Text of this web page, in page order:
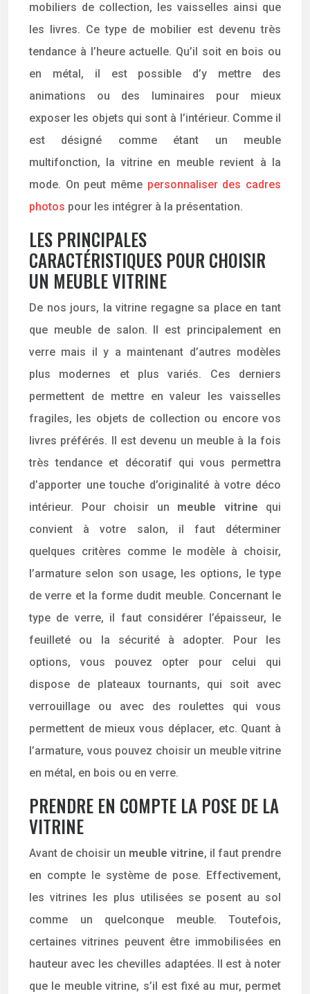
mobiliers de collection, les vaisselles ainsi que
les livres. Ce type de mobilier est devenu très
tendance à l’heure actuelle. Qu’il soit en bois ou
en métal, il est possible d’y mettre des
animations ou des luminaires pour mieux
exposer les objets qui sont à l’intérieur. Comme il
est désigné comme étant un meuble
multifonction, la vitrine en meuble revient à la
mode. On peut même personnaliser des cadres
photos pour les intégrer à la présentation.
LES PRINCIPALES
CARACTÉRISTIQUES POUR CHOISIR
UN MEUBLE VITRINE
De nos jours, la vitrine regagne sa place en tant
que meuble de salon. Il est principalement en
verre mais il y a maintenant d’autres modèles
plus modernes et plus variés. Ces derniers
permettent de mettre en valeur les vaisselles
fragiles, les objets de collection ou encore vos
livres préférés. Il est devenu un meuble à la fois
très tendance et décoratif qui vous permettra
d’apporter une touche d’originalité à votre déco
intérieur. Pour choisir un meuble vitrine qui
convient à votre salon, il faut déterminer
quelques critères comme le modèle à choisir,
l’armature selon son usage, les options, le type
de verre et la forme dudit meuble. Concernant le
type de verre, il faut considérer l’épaisseur, le
feuilleté ou la sécurité à adopter. Pour les
options, vous pouvez opter pour celui qui
dispose de plateaux tournants, qui soit avec
verrouillage ou avec des roulettes qui vous
permettent de mieux vous déplacer, etc. Quant à
l’armature, vous pouvez choisir un meuble vitrine
en métal, en bois ou en verre.
PRENDRE EN COMPTE LA POSE DE LA
VITRINE
Avant de choisir un meuble vitrine, il faut prendre
en compte le système de pose. Effectivement,
les vitrines les plus utilisées se posent au sol
comme un quelconque meuble. Toutefois,
certaines vitrines peuvent être immobilisées en
hauteur avec les chevilles adaptées. Il est à noter
que le meuble vitrine, s’il est fixé au mur, permet